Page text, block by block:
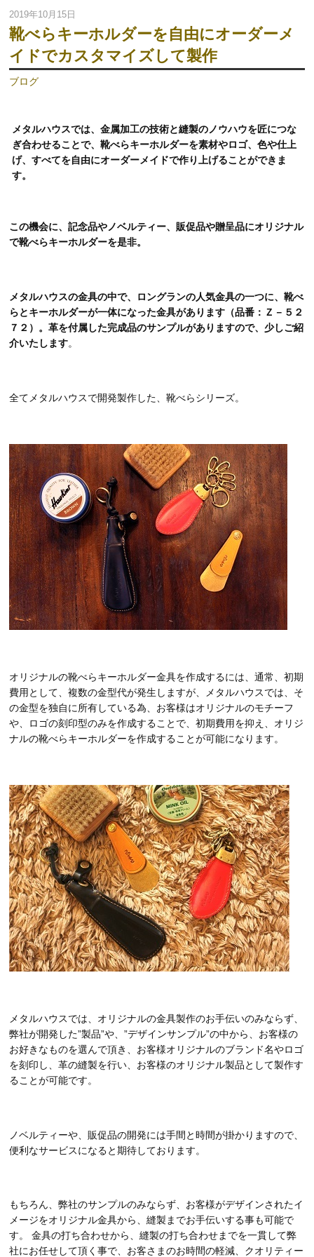
2019年10月15日
靴べらキーホルダーを自由にオーダーメ
イドでカスタマイズして製作
ブログ
メタルハウスでは、金属加工の技術と縫製のノウハウを匠につな
ぎ合わせることで、靴べらキーホルダーを素材やロゴ、色や仕上
げ、すべてを自由にオーダーメイドで作り上げることができま
す。
この機会に、記念品やノベルティー、販促品や贈呈品にオリジナル
で靴べらキーホルダーを是非。
メタルハウスの金具の中で、ロングランの人気金具の一つに、靴べ
らとキーホルダーが一体になった金具があります（品番：Ｚ－５２
７２）。革を付属した完成品のサンプルがありますので、少しご紹
介いたします。
全てメタルハウスで開発製作した、靴べらシリーズ。
オリジナルの靴べらキーホルダー金具を作成するには、通常、初期
費用として、複数の金型代が発生しますが、メタルハウスでは、そ
の金型を独自に所有している為、お客様はオリジナルのモチーフ
や、ロゴの刻印型のみを作成することで、初期費用を抑え、オリジ
ナルの靴べらキーホルダーを作成することが可能になります。
メタルハウスでは、オリジナルの金具製作のお手伝いのみならず、
弊社が開発した”製品”や、”デザインサンプル”の中から、お客様の
お好きなものを選んで頂き、お客様オリジナルのブランド名やロゴ
を刻印し、革の縫製を行い、お客様のオリジナル製品として製作す
ることが可能です。
ノベルティーや、販促品の開発には手間と時間が掛かりますので、
便利なサービスになると期待しております。
もちろん、弊社のサンプルのみならず、お客様がデザインされたイ
メージをオリジナル金具から、縫製までお手伝いする事も可能で
す。 金具の打ち合わせから、縫製の打ち合わせまでを一貫して弊
社にお任せして頂く事で、お客さまのお時間の軽減、クオリティー